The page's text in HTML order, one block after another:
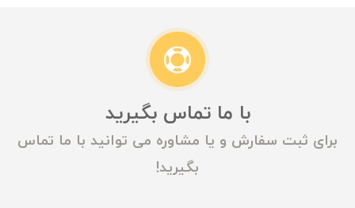
با ما تماس بگیرید
برای ثبت سفارش و یا مشاوره می توانید با ما تماس
بگیرید!